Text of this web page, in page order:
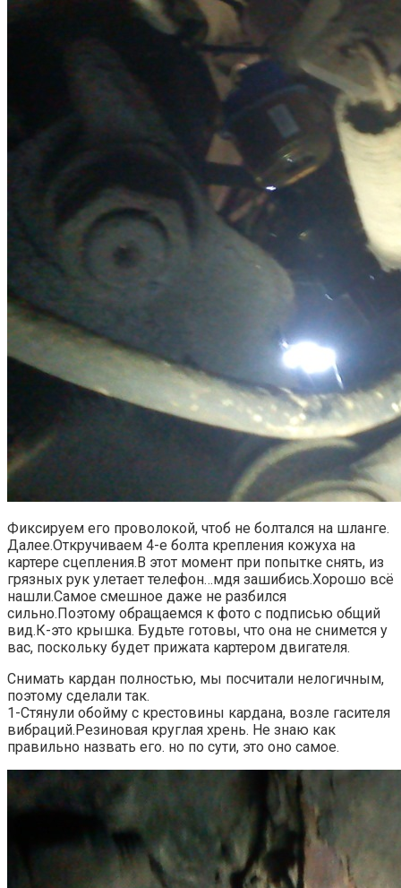
Фиксируем его проволокой, чтоб не болтался на шланге.
Далее.Откручиваем 4-е болта крепления кожуха на
картере сцепления.В этот момент при попытке снять, из
грязных рук улетает телефон…мдя зашибись.Хорошо всё
нашли.Самое смешное даже не разбился
сильно.Поэтому обращаемся к фото с подписью общий
вид.К-это крышка. Будьте готовы, что она не снимется у
вас, поскольку будет прижата картером двигателя.
Снимать кардан полностью, мы посчитали нелогичным,
поэтому сделали так.
1-Стянули обойму с крестовины кардана, возле гасителя
вибраций.Резиновая круглая хрень. Не знаю как
правильно назвать его. но по сути, это оно самое.